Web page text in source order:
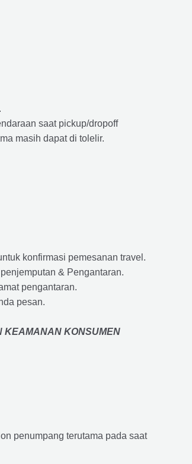
saat pickup/dropoff
masih dapat di tolelir.
konfirmasi pemesanan travel.
& Pengantaran.
pengantaran.
pesan.
KEAMANAN KONSUMEN
penumpang terutama pada saat